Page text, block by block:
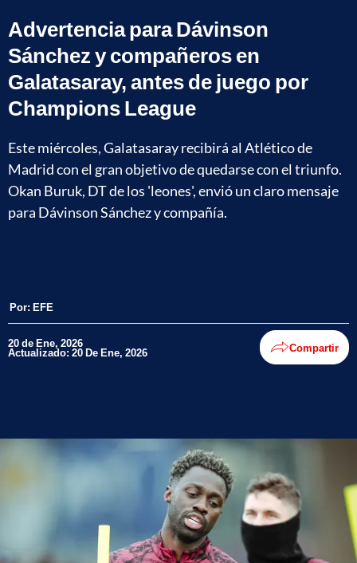
Advertencia para Dávinson
Sánchez y compañeros en
Galatasaray, antes de juego por
Champions League
Este miércoles, Galatasaray recibirá al Atlético de
Madrid con el gran objetivo de quedarse con el triunfo.
Okan Buruk, DT de los 'leones', envió un claro mensaje
para Dávinson Sánchez y compañía.
Por: EFE
20 de Ene, 2026
Actualizado: 20 De Ene, 2026 Compartir